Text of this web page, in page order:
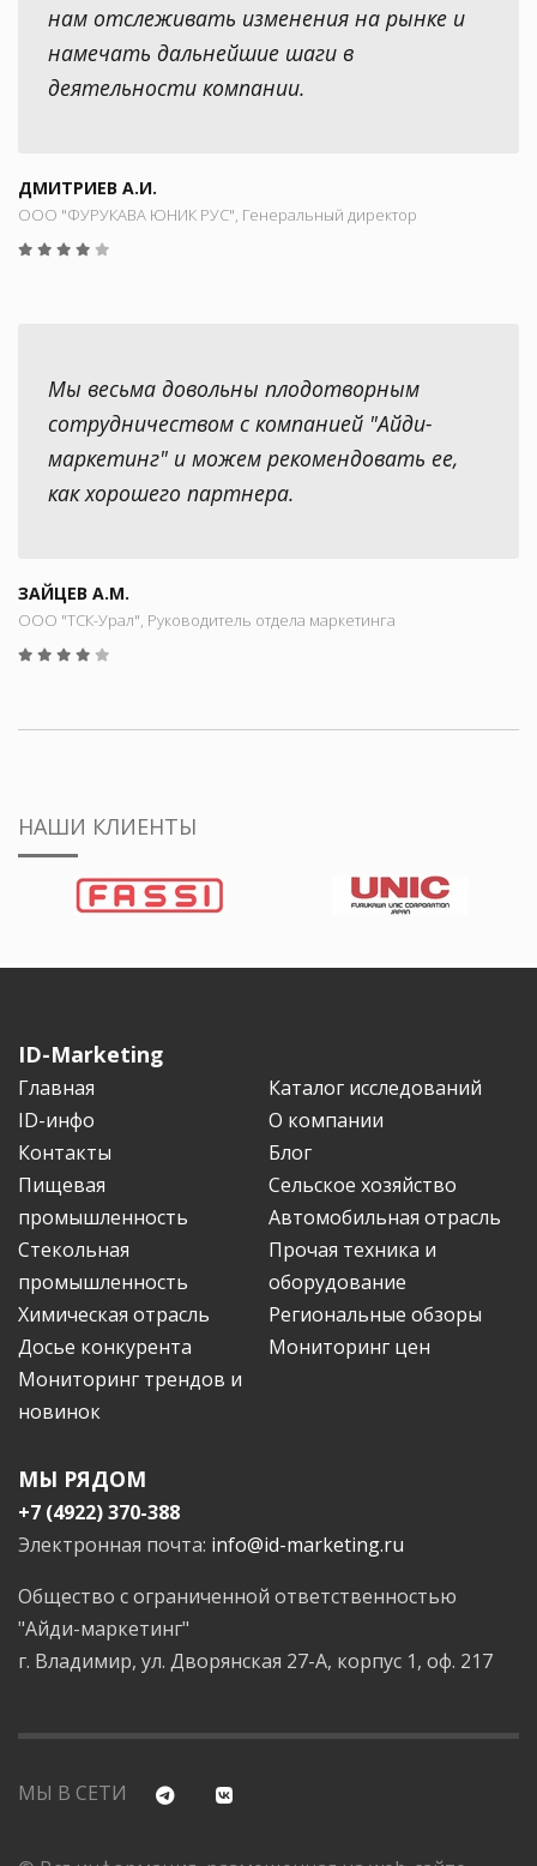
нам отслеживать изменения на рынке и
намечать дальнейшие шаги в
деятельности компании.
ДМИТРИЕВ А.И.
ООО "ФУРУКАВА ЮНИК РУС", Генеральный директор
Мы весьма довольны плодотворным
сотрудничеством с компанией "Айди-
маркетинг" и можем рекомендовать ее,
как хорошего партнера.
ЗАЙЦЕВ А.М.
ООО "ТСК-Урал", Руководитель отдела маркетинга
НАШИ КЛИЕНТЫ
ID-Marketing
Главная
Каталог исследований
ID-инфо
О компании
Контакты
Блог
Пищевая
промышленность
Сельское хозяйство
Автомобильная отрасль
Стекольная
промышленность
Прочая техника и
оборудование
Химическая отрасль
Региональные обзоры
Досье конкурента
Мониторинг цен
Мониторинг трендов и
новинок
МЫ РЯДОМ
+7 (4922) 370-388
Электронная почта: info@id-marketing.ru
Общество с ограниченной ответственностью
"Айди-маркетинг"
г. Владимир, ул. Дворянская 27-А, корпус 1, оф. 217
МЫ В СЕТИ